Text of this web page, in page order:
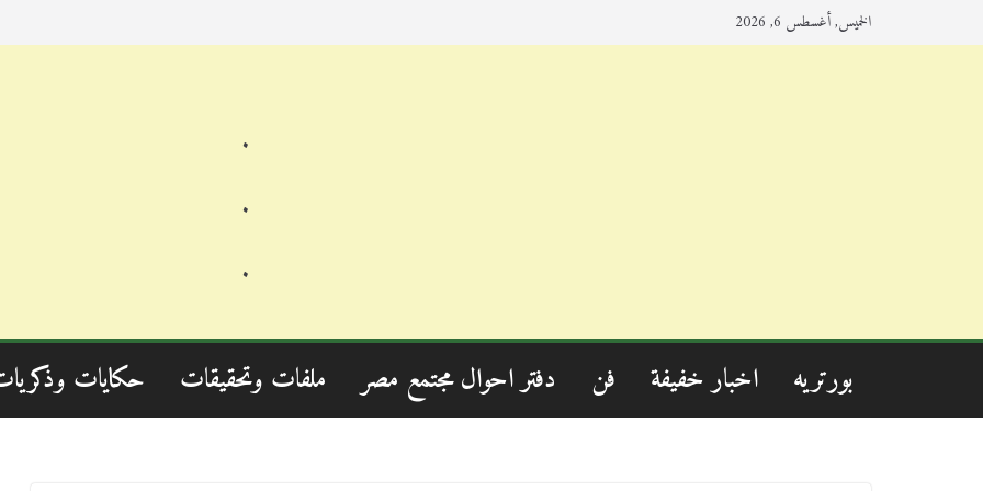
الخميس, أغسطس 6, 2026
.
.
.
بورتريه اخبار خفيفة فن دفتر احوال مجتمع مصر ملفات وتحقيقات حكايات